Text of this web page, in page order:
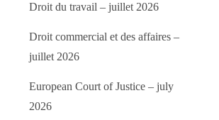
Droit du travail – juillet 2026
Droit commercial et des affaires –
juillet 2026
European Court of Justice – july
2026